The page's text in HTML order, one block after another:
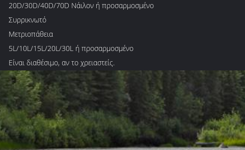
20D/30D/40D/70D Νάιλον ή προσαρμοσμένο
Συρρικνωτό
Μετριοπάθεια
5L/10L/15L/20L/30L ή προσαρμοσμένο
Είναι διαθέσιμο, αν το χρειαστείς.